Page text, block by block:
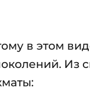
в этом
Из